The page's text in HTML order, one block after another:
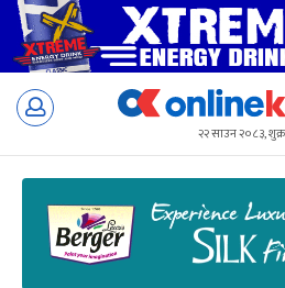
Skip
२२ साउन २०८३,